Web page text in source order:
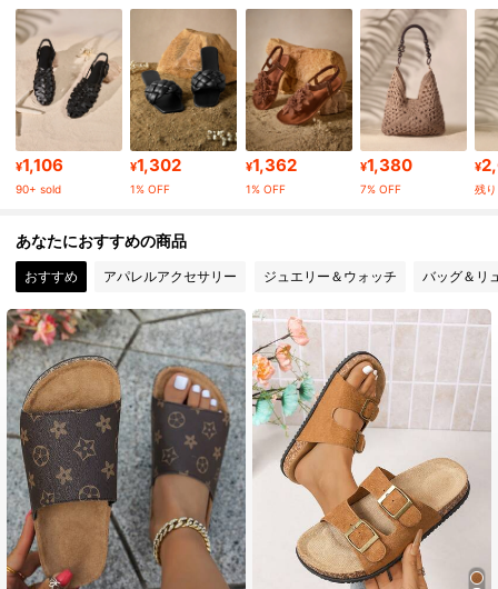
4.88 91K フォロワー
4.88 91K フォロワー
4.88 91K フォロワー
4.88 91K フォロワー
4.88 91K フォロワー
4.88 91K フォロワー
4.88 91K フォロワー
¥1,106
90+ sold
¥1,302
1% OFF
¥1,362
1% OFF
¥1,380
7% OFF
¥
残
あなたにおすすめの商品
おすすめ アパレルアクセサリー ジュエリー＆ウォッチ バッグ＆リ